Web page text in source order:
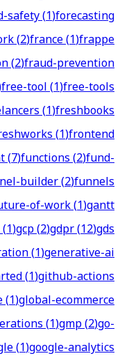
safety(1)forecasting
(2)france(1)frappe
(2)fraud-prevention
free-tool(1)free-tools
(1)freshbooks
(1)frontend
(7)functions(2)fund-
builder(2)funnels
of-work(1)gantt
(1)gcp(2)gdpr(12)gds
(1)generative-ai
(1)github-actions
(1)global-ecommerce
(1)gmp(2)go-
(1)google-analytics